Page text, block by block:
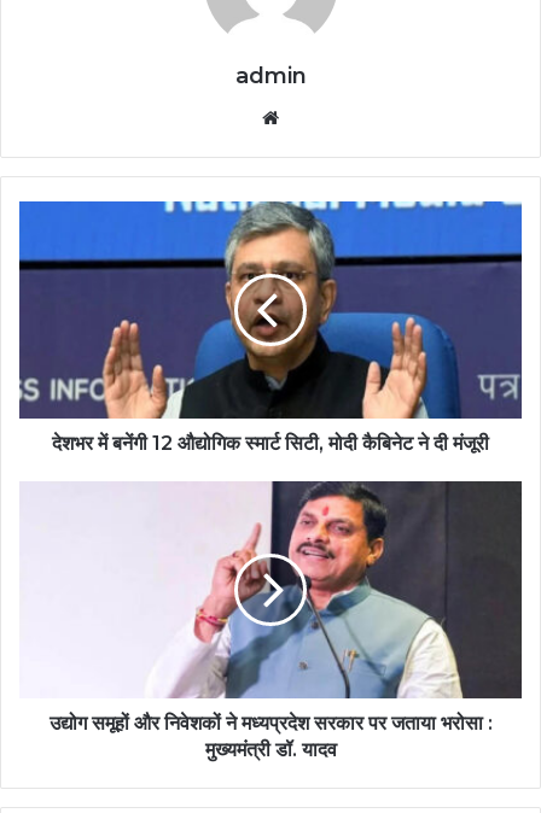
admin
देशभर में बनेंगी 12 औद्योगिक स्मार्ट सिटी, मोदी कैबिनेट ने दी मंजूरी
उद्योग समूहों और निवेशकों ने मध्यप्रदेश सरकार पर जताया भरोसा :
मुख्यमंत्री डॉ. यादव